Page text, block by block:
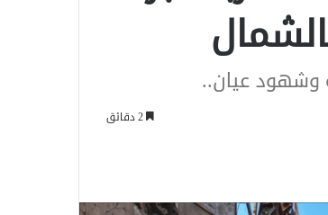
وشهود عيان..